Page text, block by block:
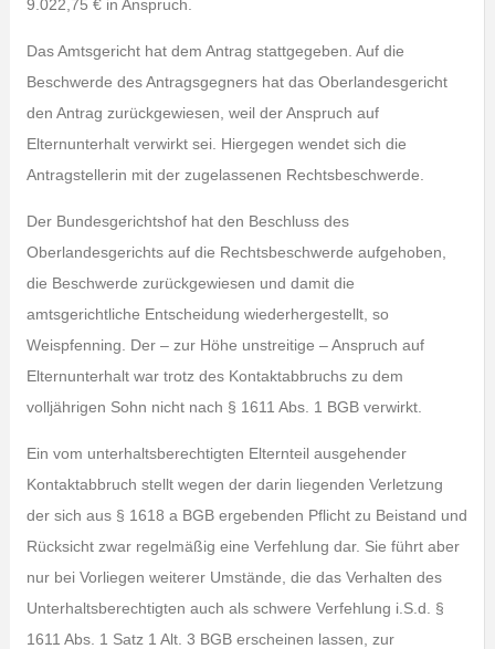
9.022,75 € in Anspruch.
Das Amtsgericht hat dem Antrag stattgegeben. Auf die
Beschwerde des Antragsgegners hat das Oberlandesgericht
den Antrag zurückgewiesen, weil der Anspruch auf
Elternunterhalt verwirkt sei. Hiergegen wendet sich die
Antragstellerin mit der zugelassenen Rechtsbeschwerde.
Der Bundesgerichtshof hat den Beschluss des
Oberlandesgerichts auf die Rechtsbeschwerde aufgehoben,
die Beschwerde zurückgewiesen und damit die
amtsgerichtliche Entscheidung wiederhergestellt, so
Weispfenning. Der – zur Höhe unstreitige – Anspruch auf
Elternunterhalt war trotz des Kontaktabbruchs zu dem
volljährigen Sohn nicht nach § 1611 Abs. 1 BGB verwirkt.
Ein vom unterhaltsberechtigten Elternteil ausgehender
Kontaktabbruch stellt wegen der darin liegenden Verletzung
der sich aus § 1618 a BGB ergebenden Pflicht zu Beistand und
Rücksicht zwar regelmäßig eine Verfehlung dar. Sie führt aber
nur bei Vorliegen weiterer Umstände, die das Verhalten des
Unterhaltsberechtigten auch als schwere Verfehlung i.S.d. §
1611 Abs. 1 Satz 1 Alt. 3 BGB erscheinen lassen, zur